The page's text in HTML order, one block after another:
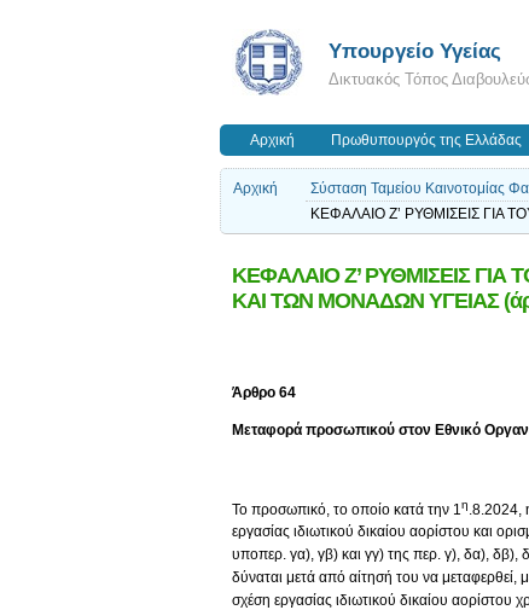
Υπουργείο Υγείας
Δικτυακός Τόπος
Αρχική Πρωθυπουργός της Ελλάδας
Αρχική
Σύσταση Ταμείου Καινοτομίας
ΚΕΦΑΛΑΙΟ Ζ’ ΡΥΘΜΙΣΕΙΣ ΓΙΑ
ΚΕΦΑΛΑΙΟ Ζ’ ΡΥΘΜΙΣΕΙΣ
ΚΑΙ ΤΩΝ ΜΟΝΑΔΩΝ ΥΓΕΙΑΣ
Άρθρο 64
Μεταφορά προσωπικού στον Εθνικό
Το προσωπικό, το οποίο κατά την 1 η .8.2024,
εργασίας ιδιωτικού δικαίου αορίστου και
υποπερ. γα), γβ) και γγ) της περ. γ), δα), δβ),
δύναται μετά από αίτησή του να
σχέση εργασίας ιδιωτικού δικαίου